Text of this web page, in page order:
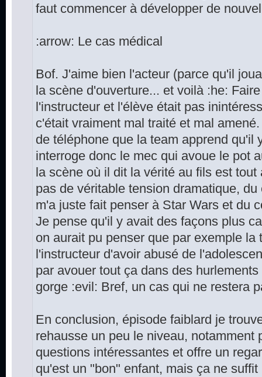
faut commencer à développer de
:arrow: Le cas médical
Bof. J'aime bien l'acteur (parce qu'il
la scène d'ouverture... et voilà :he:
l'instructeur et l'élève était pas
c'était vraiment mal traité et mal
de téléphone que la team apprend qu'il
interroge donc le mec qui avoue le pot
la scène où il dit la vérité au fils est
pas de véritable tension dramatique,
m'a juste fait penser à Star Wars et du
Je pense qu'il y avait des façons plus
on aurait pu penser que par exemple la
l'instructeur d'avoir abusé de
par avouer tout ça dans des
gorge :evil: Bref, un cas qui ne restera
En conclusion, épisode faiblard je
rehausse un peu le niveau, notamment
questions intéressantes et offre un
qu'est un "bon" enfant, mais ça ne